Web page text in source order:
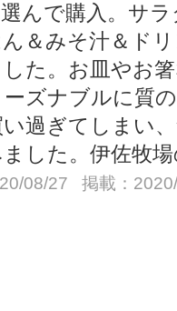
んで購入。サ
＆みそ汁＆ド
た。お皿やお
ズナブルに質
過ぎてしまい
した。伊佐牧
08/27 掲載：